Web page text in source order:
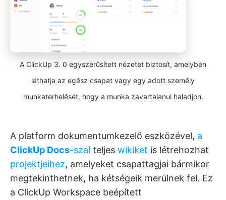
A ClickUp 3. 0 egyszerűsített nézetet biztosít, amelyben
láthatja az egész csapat vagy egy adott személy
munkaterhelését, hogy a munka zavartalanul haladjon.
A platform dokumentumkezelő eszközével, a
ClickUp Docs-szal teljes wikiket is létrehozhat
projektjeihez, amelyeket csapattagjai bármikor
megtekinthetnek, ha kétségeik merülnek fel. Ez
a ClickUp Workspace beépített